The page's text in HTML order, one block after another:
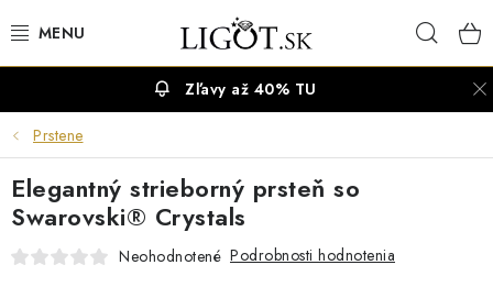
na
NÁHRDELNÍKY
NÁRAMKY
Zľavy až 40% TU
Prstene
Elegantný strieborný prsteň so
Swarovski® Crystals
Neohodnotené Podrobnosti hodnotenia